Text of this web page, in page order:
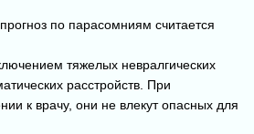
по парасомниям считается
тяжелых невралгических
расстройств. При
к врачу, они не влекут опасных для